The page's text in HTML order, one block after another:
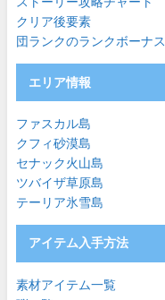
クリア後要素
団ランクのランクボーナス
エリア情報
ファスカル島
クフィ砂漠島
セナック火山島
ツバイザ草原島
テーリア氷雪島
アイテム入手方法
素材アイテム一覧